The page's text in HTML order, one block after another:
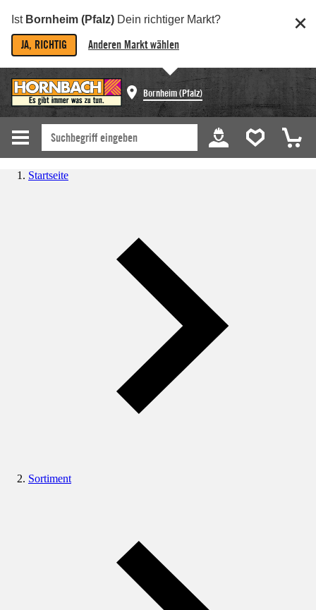
Ist Bornheim (Pfalz) Dein richtiger Markt?
JA, RICHTIG Anderen Markt wählen
Bornheim (Pfalz)
Startseite
Sortiment